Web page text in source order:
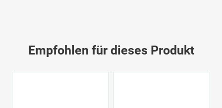
Empfohlen für dieses Produkt